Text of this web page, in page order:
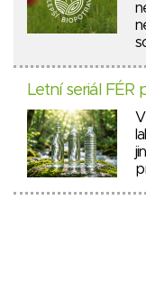
Letní seriál FÉR